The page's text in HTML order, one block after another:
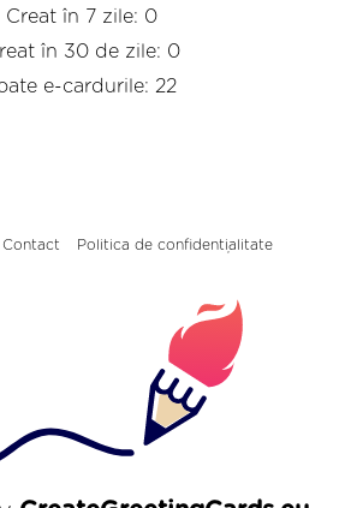
Creat în 7 zile: 0
în 30 de zile: 0
e-cardurile: 22
Contact Politica de confidențialitate